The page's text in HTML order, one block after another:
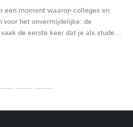
een moment waarop colleges en
voor het onvermijdelijke: de
de eerste keer dat je als student
voordat het zover is, moet je eerst
hoe kom je aan een